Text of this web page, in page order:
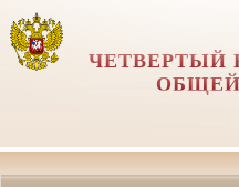
ЧЕТВЕРТЫЙ